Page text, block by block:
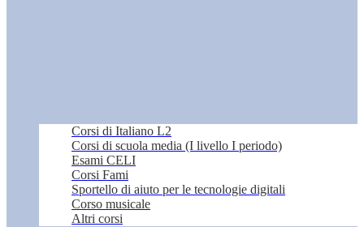
Corsi di Italiano L2
Corsi di scuola media (I livello I periodo)
Esami CELI
Corsi Fami
Sportello di aiuto per le tecnologie digitali
Corso musicale
Altri corsi